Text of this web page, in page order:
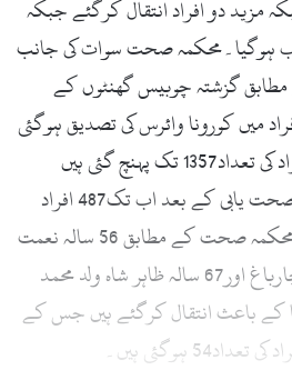
مزید دو افراد انتقال کرگئے جبکہ
صحت سوات کی جانب
گزشتہ چوبیس گھنٹوں کے
سوات میں مزید62 افراد میں کورونا وائرس کی تصدیق ہوگئی
ہے جس کے بعد متاثرہ افراد کی تعداد1357 تک پہنچ گئی ہیں
جبکہ مزید ایک مریض کی صحت یابی کے بعد اب تک487 افراد
صحت یاب ہو چکے ہیں۔محکمہ صحت کے مطابق 56 سالہ نعمت
اللہ ولد عثمان غنی سکنہ چارباغ اور67 سالہ ظاہر شاہ ولد محمد
کے باعث انتقال کرگئے ہیں جس کے
ہوگئی ہیں۔